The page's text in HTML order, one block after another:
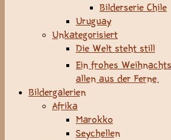
Bilderserie Chile
Uruguay
Unkategorisiert
Die Welt steht still
Ein frohes
allen aus der Ferne.
Bildergalerien
Afrika
Marokko
Seychellen